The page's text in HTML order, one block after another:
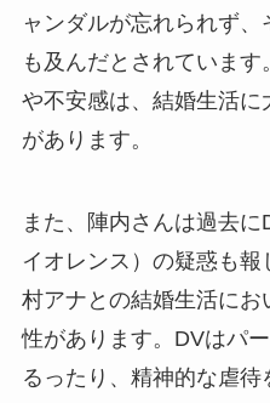
ャンダルが忘れられず
も及んだとされていま
や不安感は、結婚生活に
があります。
また、陣内さんは過去
イオレンス）の疑惑も
村アナとの結婚生活に
性があります。DVはパ
るったり、精神的な虐待